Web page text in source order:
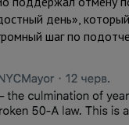
день»,
шаг по